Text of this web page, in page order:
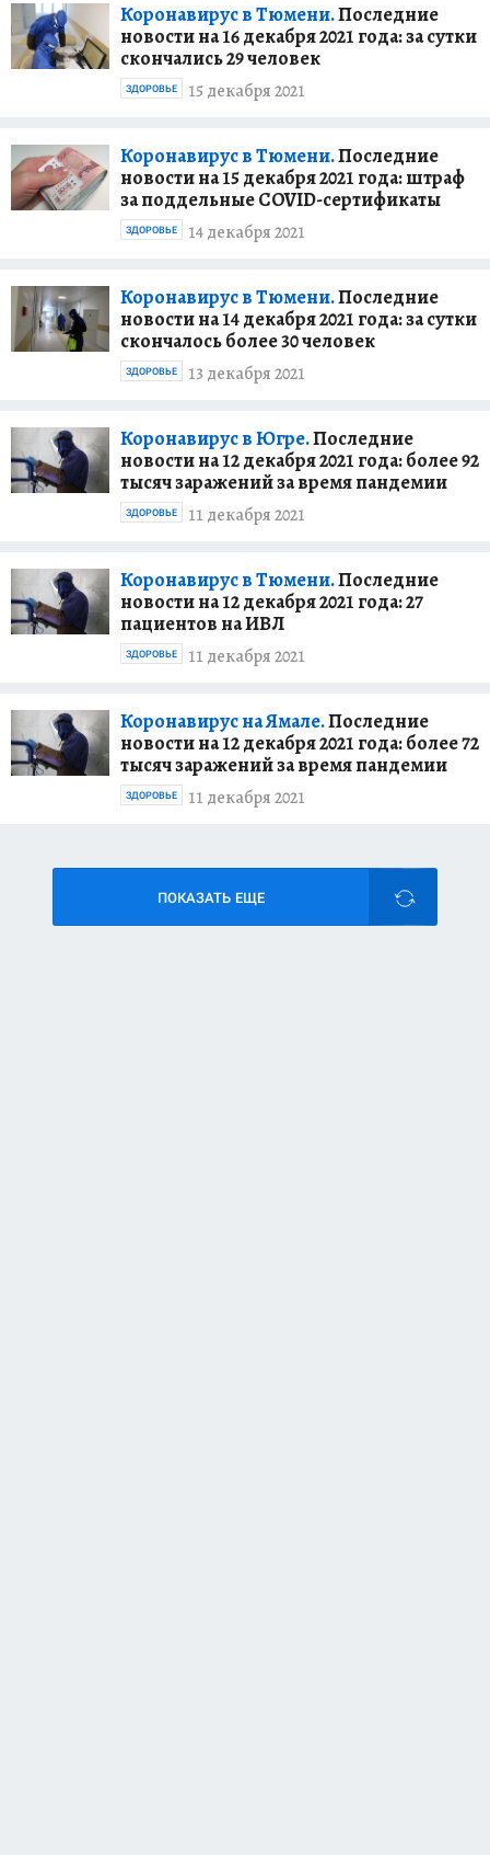
Коронавирус в Тюмени.Последние
новости на 16 декабря 2021 года: за сутки
скончались 29 человек
15 декабря 2021
ЗДОРОВЬЕ
Коронавирус в Тюмени.Последние
новости на 15 декабря 2021 года: штраф
за поддельные СOVID-сертификаты
14 декабря 2021
ЗДОРОВЬЕ
Коронавирус в Тюмени.Последние
новости на 14 декабря 2021 года: за сутки
скончалось более 30 человек
13 декабря 2021
ЗДОРОВЬЕ
Коронавирус в Югре.Последние
новости на 12 декабря 2021 года: более 92
тысяч заражений за время пандемии
11 декабря 2021
ЗДОРОВЬЕ
Коронавирус в Тюмени.Последние
новости на 12 декабря 2021 года: 27
пациентов на ИВЛ
11 декабря 2021
ЗДОРОВЬЕ
Коронавирус на Ямале.Последние
новости на 12 декабря 2021 года: более 72
тысяч заражений за время пандемии
11 декабря 2021
ЗДОРОВЬЕ
ПОКАЗАТЬ ЕЩЕ